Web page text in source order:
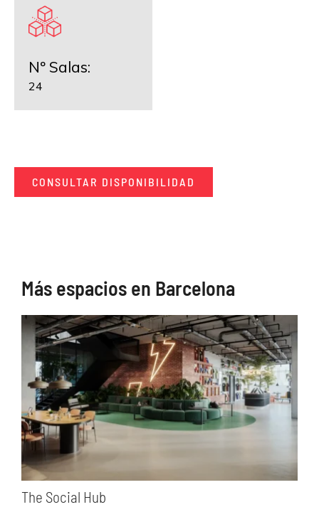
Nº Salas:
24
CONSULTAR DISPONIBILIDAD
Más espacios en Barcelona
The Social Hub